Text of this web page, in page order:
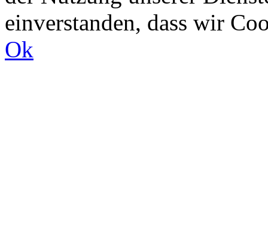
einverstanden, dass wir
Ok